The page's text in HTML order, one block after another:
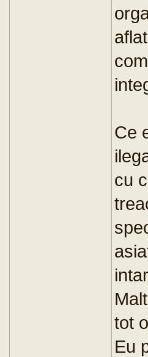
Ce
cu
tot
Eu